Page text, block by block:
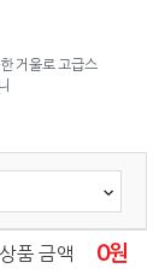
거울로 고급스
품 금액 0원